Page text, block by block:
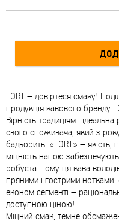
FORT – довіртеся смаку!
продукція кавового бренду
Вірність традиціям і
свого споживача, який з
бадьорить. «FORT» – якість,
міцність напою
робуста. Тому ця кава
пряними і гострими
економ сегменті –
доступною ціною!
Міцний смак, темне